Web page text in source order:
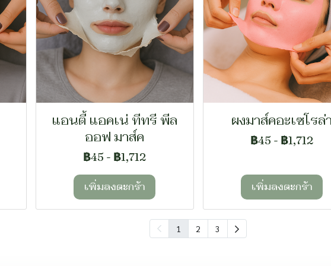
แอนตี้ แอคเน่ ทีทรี พีล
ออฟ มาส์ค
฿45 - ฿1,712
เพิ่มลงตะกร้า
ผงมาส์คอะเซโรล่
฿45- ฿1,712
เพิ่มลงตะกร้า
1 2 3